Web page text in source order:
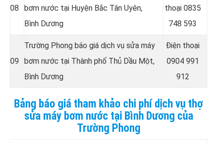
08
bơm nước tại Huyện Bắc Tân Uyên,
Bình Dương
thoại0835
748 593
09
Trường Phong báo giá dịch vụ sửa máy
bơm nước tại Thành phố Thủ Dầu Một,
Bình Dương
Điện thoại
0904 991
912
Bảng báo giá tham khảo chi phí dịch vụ thợ
sửa máy bơm nước tại Bình Dương của
Trường Phong